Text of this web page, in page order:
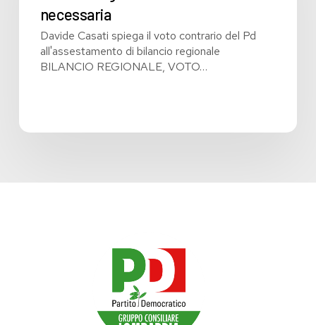
necessaria
Davide Casati spiega il voto contrario del Pd
all'assestamento di bilancio regionale
BILANCIO REGIONALE, VOTO…